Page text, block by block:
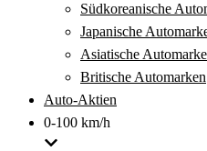
Südkoreanische
Japanische
Asiatische
Britische Automarken
Auto-Aktien
0-100 km/h